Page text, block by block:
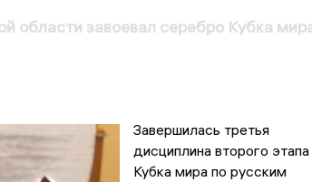
области завоевал серебро Кубка
Завершилась третья
дисциплина второго этапа
Кубка мира по русским